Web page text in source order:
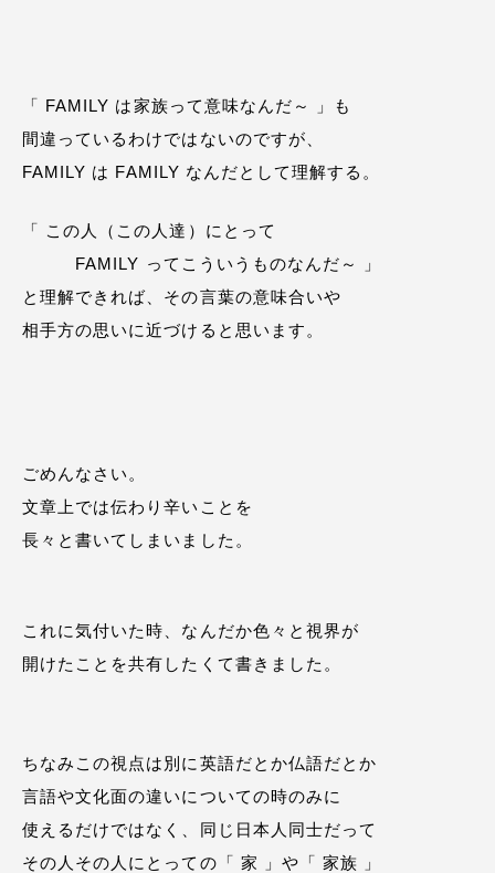
「 FAMILY は家族って意味なんだ～ 」も
間違っているわけではないのですが、
FAMILY は FAMILY なんだとして理解する。
「 この人（この人達）にとって
FAMILY ってこういうものなんだ～ 」
と理解できれば、その言葉の意味合いや
相手方の思いに近づけると思います。
ごめんなさい。
文章上では伝わり辛いことを
長々と書いてしまいました。
これに気付いた時、なんだか色々と視界が
開けたことを共有したくて書きました。
ちなみこの視点は別に英語だとか仏語だとか
言語や文化面の違いについての時のみに
使えるだけではなく、同じ日本人同士だって
その人その人にとっての「 家 」や「 家族 」